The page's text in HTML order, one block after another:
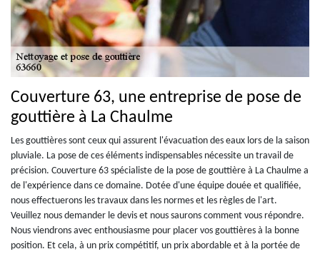
Couverture 63, une entreprise de pose de
gouttière à La Chaulme
Les gouttières sont ceux qui assurent l'évacuation des eaux lors de la saison
pluviale. La pose de ces éléments indispensables nécessite un travail de
précision. Couverture 63 spécialiste de la pose de gouttière à La Chaulme a
de l'expérience dans ce domaine. Dotée d'une équipe douée et qualifiée,
nous effectuerons les travaux dans les normes et les règles de l'art.
Veuillez nous demander le devis et nous saurons comment vous répondre.
Nous viendrons avec enthousiasme pour placer vos gouttières à la bonne
position. Et cela, à un prix compétitif, un prix abordable et à la portée de